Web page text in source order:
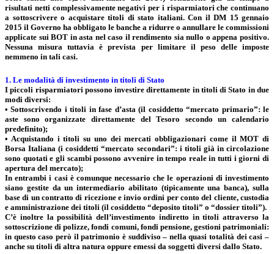
risultati netti complessivamente negativi per i risparmiatori che continuano
a sottoscrivere o acquistare titoli di stato italiani. Con il DM 15 gennaio
2015 il Governo ha obbligato le banche a ridurre o annullare le commissioni
applicate sui BOT in asta nel caso il rendimento sia nullo o appena positivo.
Nessuna misura tuttavia è prevista per limitare il peso delle imposte
nemmeno in tali casi.
1. Le modalità di investimento in titoli di Stato
I piccoli risparmiatori possono investire direttamente in titoli di Stato in due
modi diversi:
• Sottoscrivendo i titoli in fase d’asta (il cosiddetto “mercato primario”: le
aste sono organizzate direttamente del Tesoro secondo un calendario
predefinito);
• Acquistando i titoli su uno dei mercati obbligazionari come il MOT di
Borsa Italiana (i cosiddetti “mercato secondari”: i titoli già in circolazione
sono quotati e gli scambi possono avvenire in tempo reale in tutti i giorni di
apertura del mercato);
In entrambi i casi è comunque necessario che le operazioni di investimento
siano gestite da un intermediario abilitato (tipicamente una banca), sulla
base di un contratto di ricezione e invio ordini per conto del cliente, custodia
e amministrazione dei titoli (il cosiddetto “deposito titoli” o “dossier titoli”).
C’è inoltre la possibilità dell’investimento indiretto in titoli attraverso la
sottoscrizione di polizze, fondi comuni, fondi pensione, gestioni patrimoniali:
in questo caso però il patrimonio è suddiviso – nella quasi totalità dei casi –
anche su titoli di altra natura oppure emessi da soggetti diversi dallo Stato.